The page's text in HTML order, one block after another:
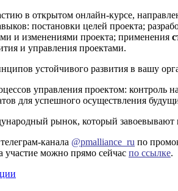
в открытом онлайн-курсе,
постановки целей проекта;
и изменениями проекта; применения
и управления проектами.
устойчивого развития в вашу
управления проектом: контроль
для успешного осуществления
рынок, который завоевывают
канала @pmalliance_ru по
участие можно прямо сейчас по ссылке.